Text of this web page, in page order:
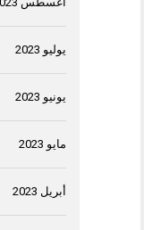
يوليو 2023
يونيو 2023
مايو 2023
أبريل 2023